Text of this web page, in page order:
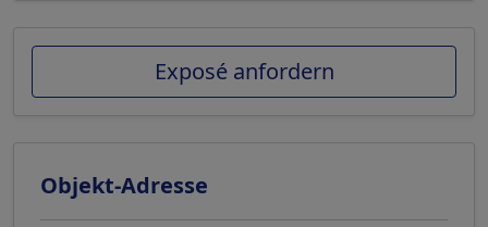
Exposé anfordern
Objekt-Adresse